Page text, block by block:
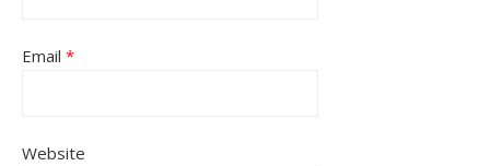
Email *
Website